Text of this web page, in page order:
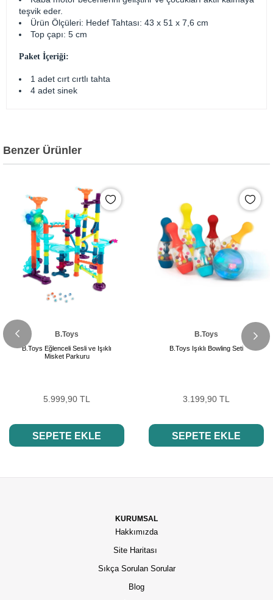
teşvik eder.
Ürün Ölçüleri: Hedef Tahtası: 43 x 51 x 7,6 cm
Top çapı: 5 cm
Paket İçeriği:
1 adet cırt cırtlı tahta
4 adet sinek
Benzer Ürünler
B.Toys
B.Toys Eğlenceli Sesli ve Işıklı
Misket Parkuru
5.999,90 TL
SEPETE EKLE
B.Toys
B.Toys Işıklı Bowling Seti
3.199,90 TL
SEPETE EKLE
KURUMSAL
Hakkımızda
Site Haritası
Sıkça Sorulan Sorular
Blog